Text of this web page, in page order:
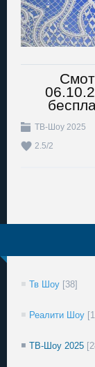
ТВ-Шоу 2025
2.5/2
Тв Шоу [38]
Реалити Шоу
ТВ-Шоу 2025